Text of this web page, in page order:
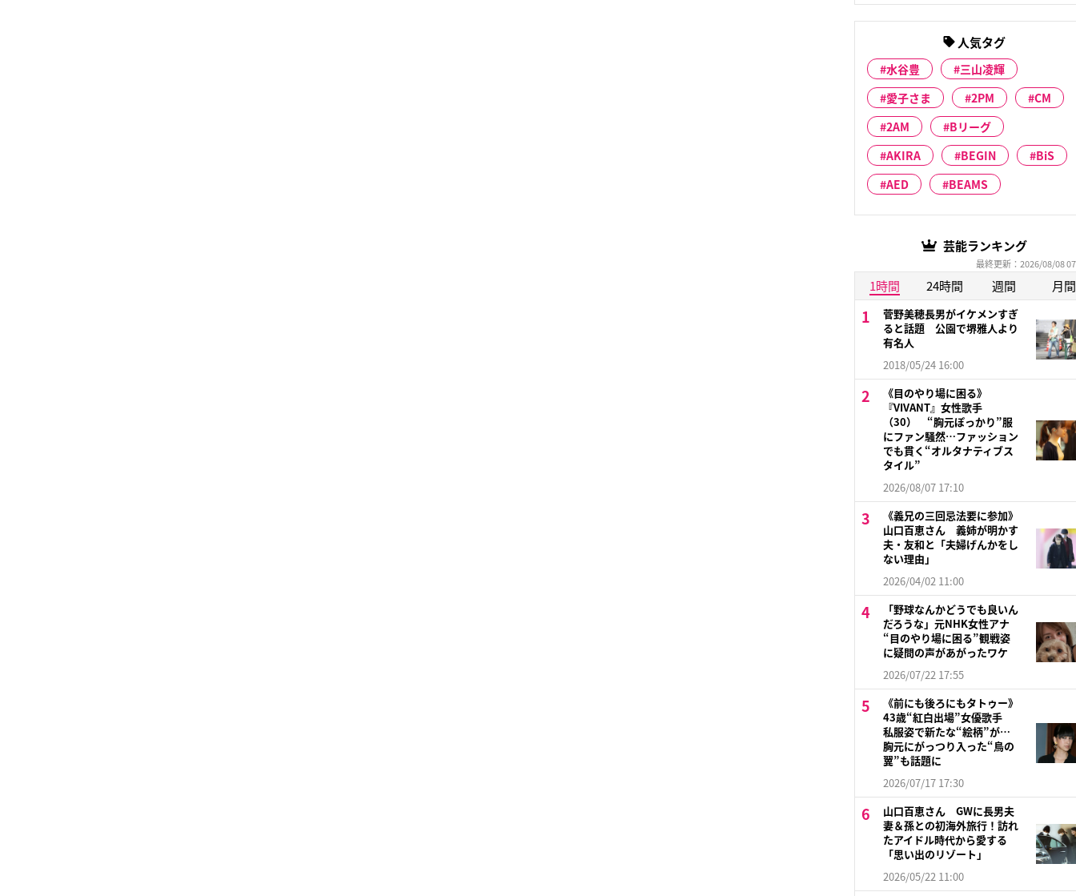
人気タグ
水谷豊
三山凌輝
愛子さま
2PM
CM
2AM
Bリーグ
AKIRA
BEGIN
BiS
AED
BEAMS
芸能ランキング
最終更新：2026/08/08
1時間 24時間 週間 月間
菅野美穂長男がイケメンすぎ
ると話題 公園で堺雅人より
有名人
2018/05/24 16:00
《目のやり場に困る》
『VIVANT』女性歌手
（30） “胸元ぽっかり”服
にファン騒然…ファッション
でも貫く“オルタナティブス
タイル”
2026/08/07 17:10
《義兄の三回忌法要に参加》
山口百恵さん 義姉が明かす
夫・友和と「夫婦げんかをし
ない理由」
2026/04/02 11:00
「野球なんかどうでも良いん
だろうな」元NHK女性アナ
“目のやり場に困る”観戦姿
に疑問の声があがったワケ
2026/07/22 17:55
《前にも後ろにもタトゥー》
43歳“紅白出場”女優歌手
私服姿で新たな“絵柄”が…
胸元にがっつり入った“鳥の
翼”も話題に
2026/07/17 17:30
山口百恵さん GWに長男夫
妻＆孫との初海外旅行！訪れ
たアイドル時代から愛する
「思い出のリゾート」
2026/05/22 11:00